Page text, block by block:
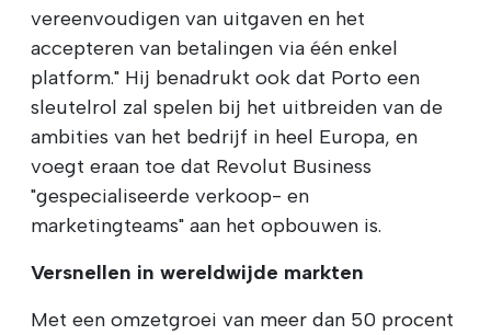
vereenvoudigen van uitgaven en het
accepteren van betalingen via één enkel
platform." Hij benadrukt ook dat Porto een
sleutelrol zal spelen bij het uitbreiden van de
ambities van het bedrijf in heel Europa, en
voegt eraan toe dat Revolut Business
"gespecialiseerde verkoop- en
marketingteams" aan het opbouwen is.
Versnellen in wereldwijde markten
Met een omzetgroei van meer dan 50 procent